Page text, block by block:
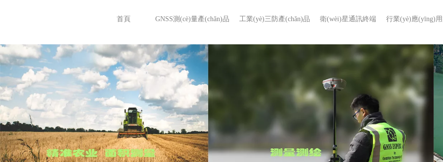
首頁 GNSS測(cè)量產(chǎn)品 工業(yè)三防產(chǎn)品 衛(wèi)星通訊終端 行業(yè)應(yīng)